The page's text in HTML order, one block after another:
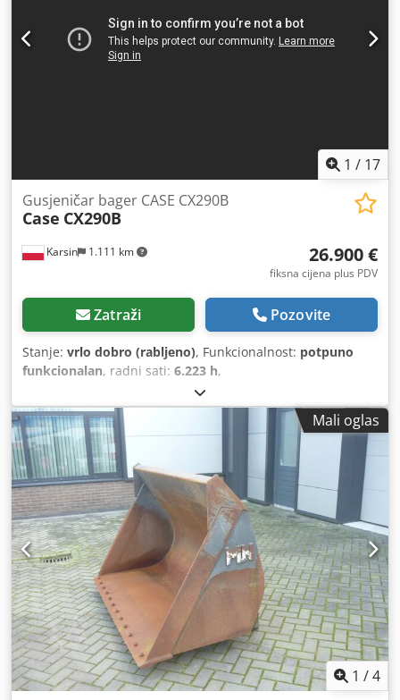
1 / 17
Karsin 1.111 km
Gusjeničar bager CASE CX290B
Case CX290B
26.900 €
fiksna cijena plus PDV
Zatraži Pozovite
Stanje: vrlo dobro (rabljeno), Funkcionalnost: potpuno
funkcionalan, radni sati: 6.223 h,
Mali oglas
1 /4